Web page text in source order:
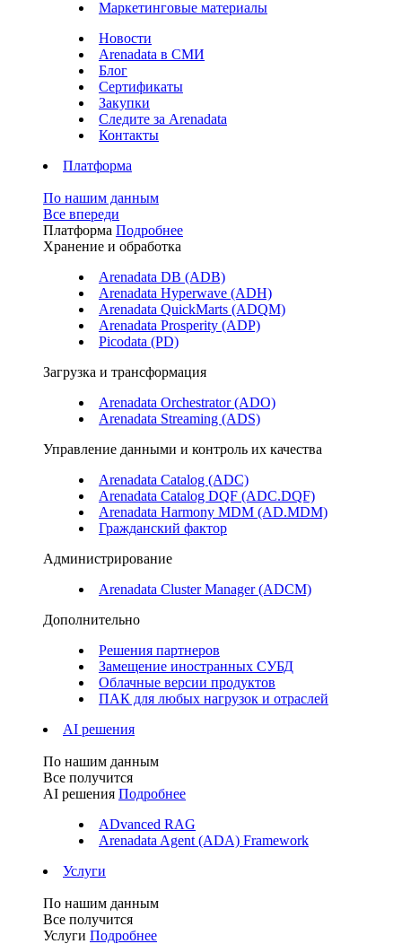
Маркетинговые материалы
Новости
Arenadata в СМИ
Блог
Сертификаты
Закупки
Следите за Аrenadata
Контакты
Платформа
По нашим данным
Все впереди
Платформа Подробнее
Хранение и обработка
Arenadata DB (ADB)
Arenadata Hyperwave (ADH)
Arenadata QuickMarts (ADQM)
Arenadata Prosperity (ADP)
Picodata (PD)
Загрузка и трансформация
Arenadata Orchestrator (ADO)
Arenadata Streaming (ADS)
Управление данными и контроль их качества
Arenadata Catalog (ADC)
Arenadata Catalog DQF (ADС.DQF)
Arenadata Harmony MDM (AD.MDM)
Гражданский фактор
Администрирование
Arenadata Cluster Manager (ADCM)
Дополнительно
Решения партнеров
Замещение иностранных СУБД
Облачные версии продуктов
ПАК для любых нагрузок и отраслей
AI решения
По нашим данным
Все получится
AI решения Подробнее
ADvanced RAG
Arenadata Agent (ADA) Framework
Услуги
По нашим данным
Все получится
Услуги Подробнее